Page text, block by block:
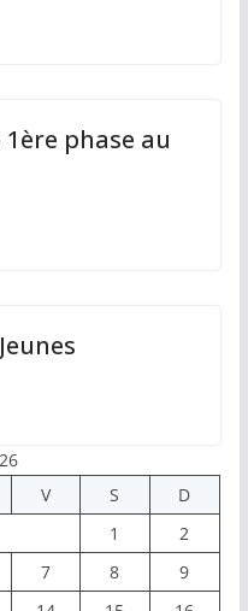
phase au
V S
D
1
2
7 8
9